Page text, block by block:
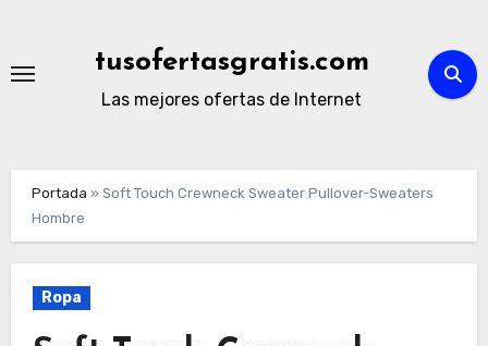
contenido
tusofertasgratis.com
Las mejores ofertas de Internet
Portada »Soft Touch Crewneck Sweater Pullover-Sweaters
Hombre
Ropa